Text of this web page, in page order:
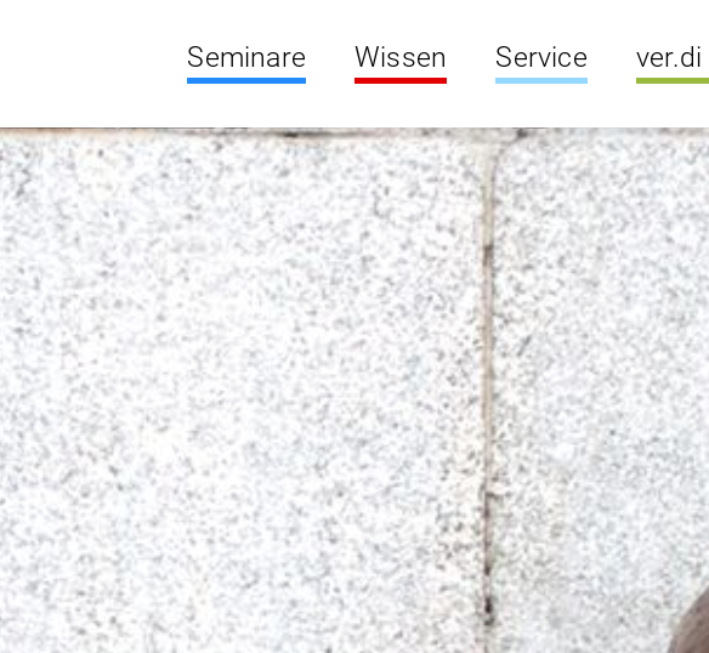
Seminare Wissen Service